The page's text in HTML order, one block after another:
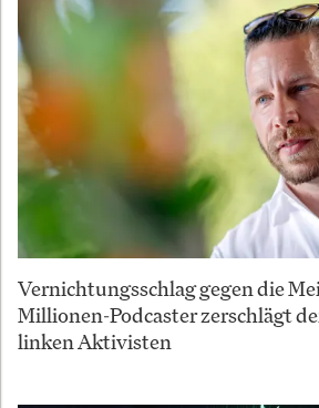
Vernichtungsschlag gegen die
Millionen-Podcaster zerschlägt
linken Aktivisten